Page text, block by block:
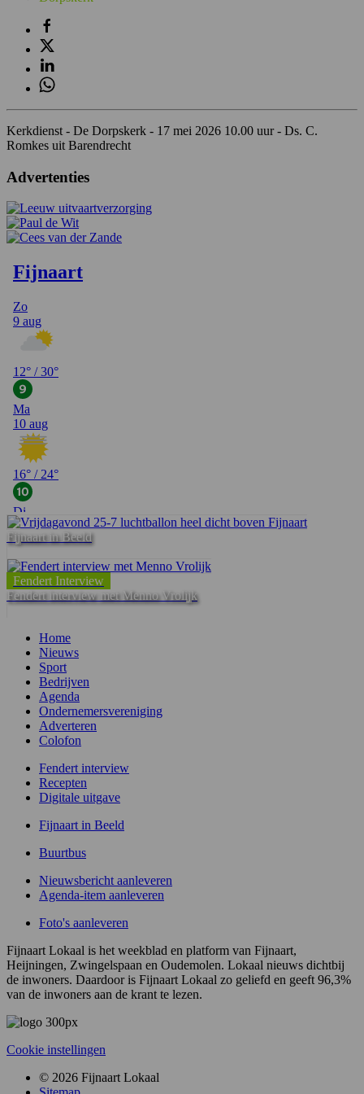
Kerkdienst - De Dorpskerk - 17 mei 2026 10.00 uur - Ds. C.
Romkes uit Barendrecht
Advertenties
Fijnaart in Beeld
Fendert Interview
Fendert interview met Menno Vrolijk
Home
Nieuws
Sport
Bedrijven
Agenda
Ondernemersvereniging
Adverteren
Colofon
Fendert interview
Recepten
Digitale uitgave
Fijnaart in Beeld
Buurtbus
Nieuwsbericht aanleveren
Agenda-item aanleveren
Foto's aanleveren
Fijnaart Lokaal is het weekblad en platform van Fijnaart,
Heijningen, Zwingelspaan en Oudemolen. Lokaal nieuws dichtbij
de inwoners. Daardoor is Fijnaart Lokaal zo geliefd en geeft 96,3%
van de inwoners aan de krant te lezen.
Cookie instellingen
© 2026 Fijnaart Lokaal